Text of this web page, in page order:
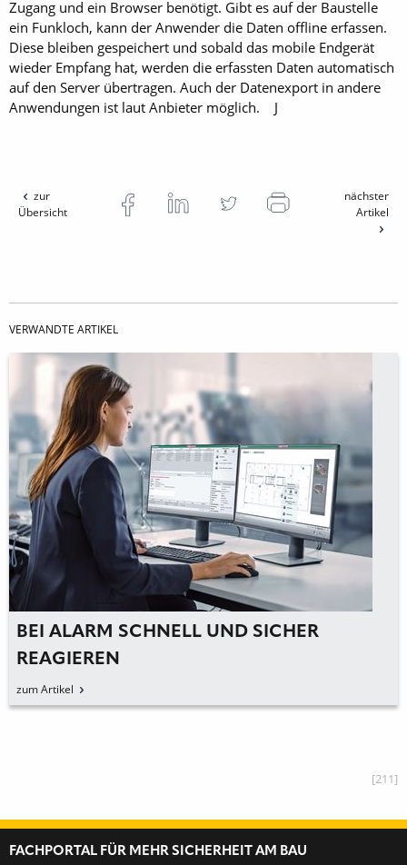
Zugang und ein Browser benötigt. Gibt es auf der Baustelle
ein Funkloch, kann der Anwender die Daten offline erfassen.
Diese bleiben gespeichert und sobald das mobile Endgerät
wieder Empfang hat, werden die erfassten Daten automatisch
auf den Server übertragen. Auch der Datenexport in andere
Anwendungen ist laut Anbieter möglich. J
zur
Übersicht
nächster
Artikel
VERWANDTE ARTIKEL
BEI ALARM SCHNELL UND SICHER
REAGIEREN
zum Artikel
[211]
FACHPORTAL FÜR MEHR SICHERHEIT AM BAU